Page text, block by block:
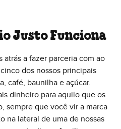
Justo Funciona
atrás a fazer parceria com ao
dos nossos principais
café, baunilha e açúcar.
dinheiro para aquilo que os
sempre que você vir a marca
na lateral de uma de nossas